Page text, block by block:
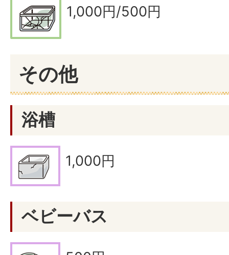
1,000円/500円
その他
浴槽
1,000円
ベビーバス